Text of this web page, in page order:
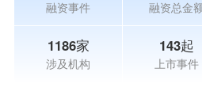
融资事件 融资总金
1186家
涉及机构
143起
上市事件